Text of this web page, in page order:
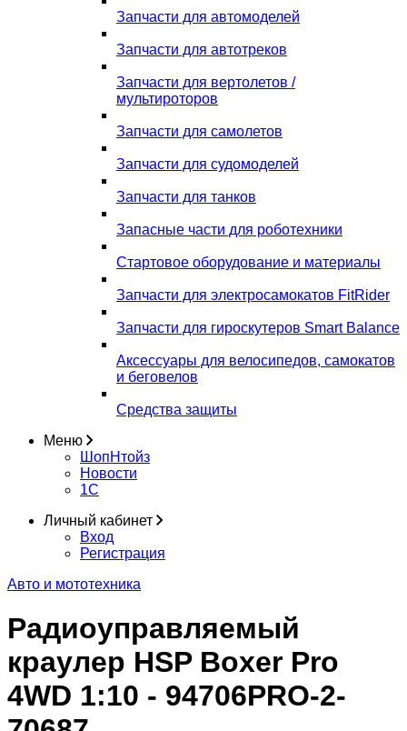
Запчасти для автомоделей
Запчасти для автотреков
Запчасти для вертолетов /
мультироторов
Запчасти для самолетов
Запчасти для судомоделей
Запчасти для танков
Запасные части для роботехники
Стартовое оборудование и материалы
Запчасти для электросамокатов FitRider
Запчасти для гироскутеров Smart Balance
Аксессуары для велосипедов, самокатов
и беговелов
Средства защиты
Меню
ШопНтойз
Новости
1C
Личный кабинет
Вход
Регистрация
Авто и мототехника
Радиоуправляемый
краулер HSP Boxer Pro
4WD 1:10 - 94706PRO-2-